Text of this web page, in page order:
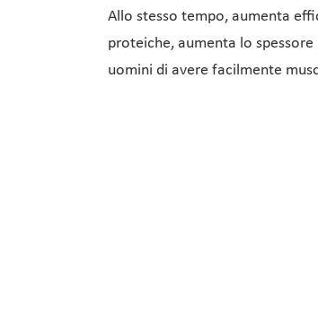
Allo stesso tempo, aumenta
proteiche, aumenta lo
uomini di avere facilmente